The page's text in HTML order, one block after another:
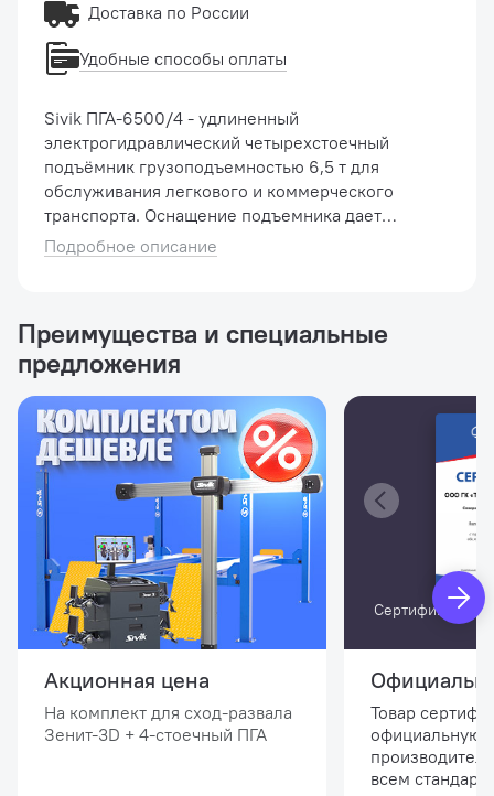
Sivik ПГА-6500/4 - удлиненный
электрогидравлический четырехстоечный
подъёмник грузоподъемностью 6,5 т для
обслуживания легкового и коммерческого
транспорта. Оснащение подъемника дает
возможность производить регулировку
развал/схождения, ремонт тормозной и
Подробное описание
Доставка по России
Удобные способы оплаты
Преимущества и специальные
предложения
Акционная цена
На комплект для сход-развала
Зенит-3D + 4-стоечный ПГА
Сертификат
Товар
официальную
всем